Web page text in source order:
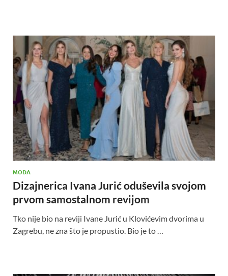
MODA
Dizajnerica Ivana Jurić oduševila svojom
prvom samostalnom revijom
Tko nije bio na reviji Ivane Jurić u Klovićevim dvorima u
Zagrebu, ne zna što je propustio. Bio je to …